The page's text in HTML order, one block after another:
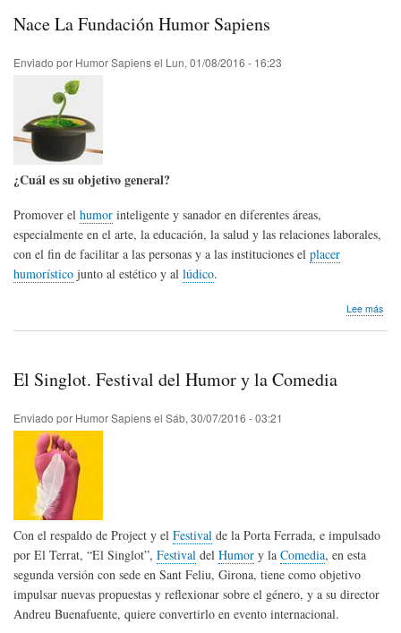
Nace La Fundación Humor Sapiens
Enviado por Humor Sapiensel Lun, 01/08/2016 - 16:23
¿Cuál es su objetivo general?
Promover el humor inteligente y sanador en diferentes áreas,
especialmente en el arte, la educación, la salud y las relaciones laborales,
con el fin de facilitar a las personas y a las instituciones el placer
humorístico junto al estético y al lúdico.
Lee más
El Singlot. Festival del Humor y la Comedia
Enviado por Humor Sapiensel Sáb, 30/07/2016 - 03:21
Con el respaldo de Project y el Festival de la Porta Ferrada, e impulsado
por El Terrat, “El Singlot”, Festival del Humor y la Comedia, en esta
segunda versión con sede en Sant Feliu, Girona, tiene como objetivo
impulsar nuevas propuestas y reflexionar sobre el género, y a su director
Andreu Buenafuente, quiere convertirlo en evento internacional.